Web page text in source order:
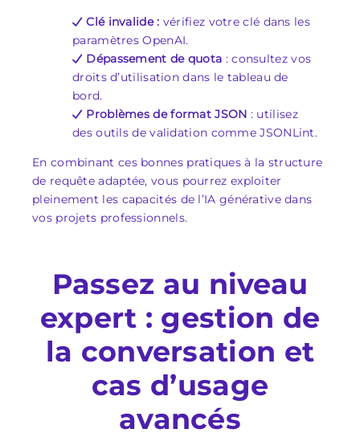
Clé invalide : vérifiez votre clé dans les
paramètres OpenAI.
Dépassement de quota : consultez vos
droits d’utilisation dans le tableau de
bord.
Problèmes de format JSON : utilisez
des outils de validation comme JSONLint.
En combinant ces bonnes pratiques à la structure
de requête adaptée, vous pourrez exploiter
pleinement les capacités de l’IA générative dans
vos projets professionnels.
Passez au niveau
expert : gestion de
la conversation et
cas d’usage
avancés